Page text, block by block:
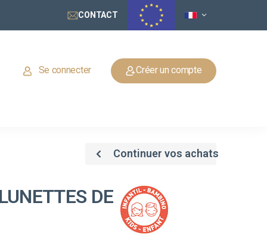
CONTACT
Se connecter Créer un compte
Continuer vos achats
DE